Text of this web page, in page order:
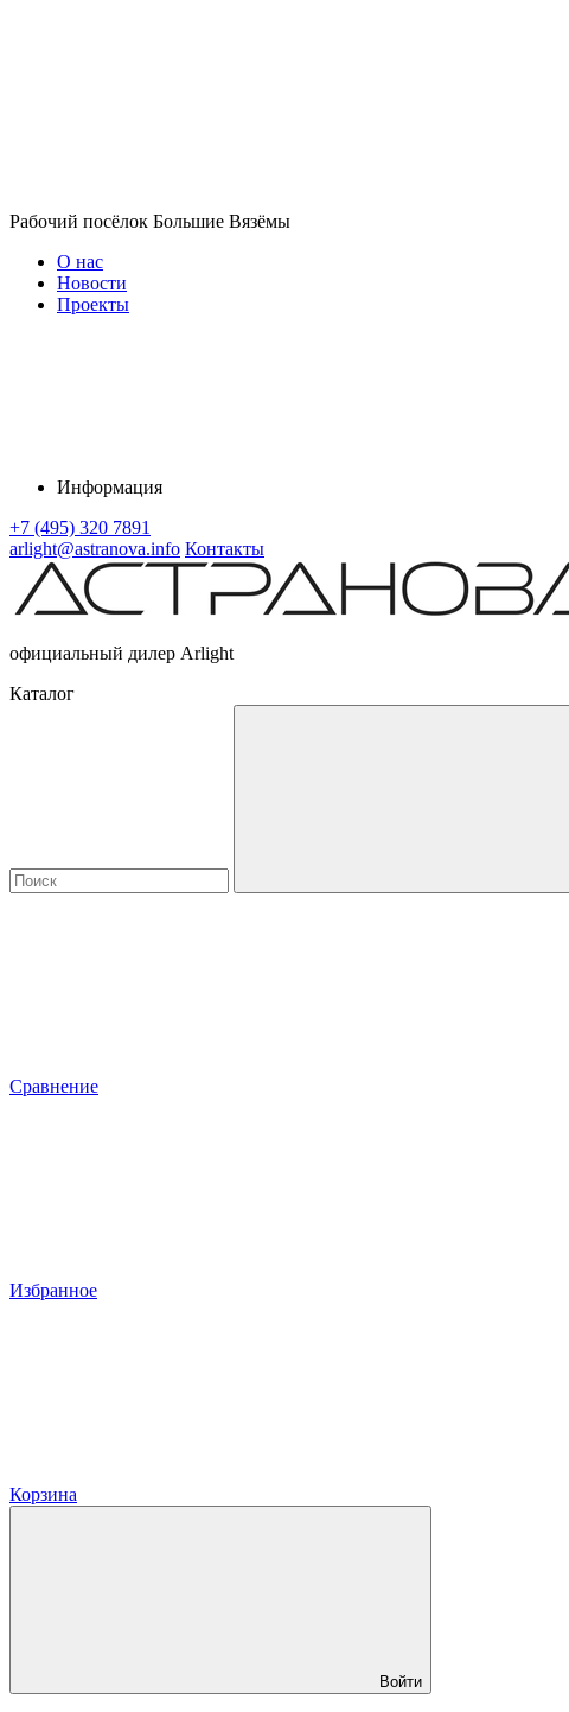
Рабочий посёлок Большие Вязёмы
О нас
Новости
Проекты
Информация
+7 (495) 320 7891
arlight@astranova.info Контакты
официальный дилер Arlight
Каталог
Сравнение
Избранное
Корзина
Войти